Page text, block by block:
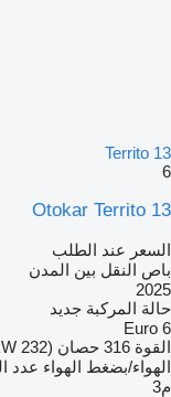
Territo 13
6
Otokar Territo 13
السعر عند الطلب
باص النقل بين المدن
2025
حالة المركبة جديد
Euro 6
القوة 316 حصان (232 kW)
الهواء/بضغط الهواء عدد
م3